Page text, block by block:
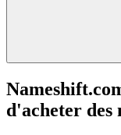
d'acheter des